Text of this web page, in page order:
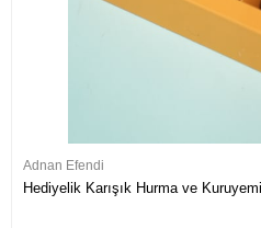
Adnan Efendi
Hediyelik Karışık Hurma ve